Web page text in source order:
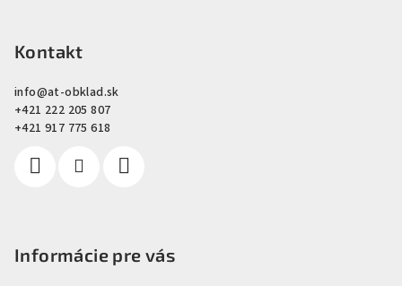
Kontakt
info@at-obklad.sk
+421 222 205 807
+421 917 775 618
Informácie pre vás